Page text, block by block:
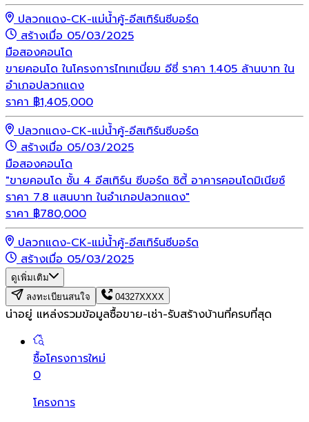
ปลวกแดง-CK-แม่น้ำคู้-อีสเทิร์นซีบอร์ด
สร้างเมื่อ 05/03/2025
มือสองคอนโด
ขายคอนโด ในโครงการไทเทเนี่ยม อีซี่ ราคา 1.405 ล้านบาท ใน
อำเภอปลวกแดง
ราคา ฿1,405,000
ปลวกแดง-CK-แม่น้ำคู้-อีสเทิร์นซีบอร์ด
สร้างเมื่อ 05/03/2025
มือสองคอนโด
"ขายคอนโด ชั้น 4 อีสเทิร์น ซีบอร์ด ซิตี้ อาคารคอนโดมิเนียซ์
ราคา 7.8 แสนบาท ในอำเภอปลวกแดง"
ราคา ฿780,000
ปลวกแดง-CK-แม่น้ำคู้-อีสเทิร์นซีบอร์ด
สร้างเมื่อ 05/03/2025
ดูเพิ่มเติม
ลงทะเบียนสนใจ
04327XXXX
น่าอยู่ แหล่งรวมข้อมูลซื้อขาย-เช่า-รับสร้างบ้านที่ครบที่สุด
ซื้อโครงการใหม่
0
โครงการ